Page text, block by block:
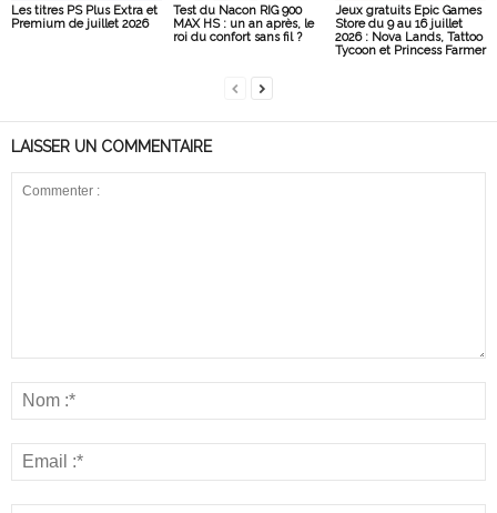
Les titres PS Plus Extra et
Premium de juillet 2026
Test du Nacon RIG 900
MAX HS : un an après, le
roi du confort sans fil ?
Jeux gratuits Epic Games
Store du 9 au 16 juillet
2026 : Nova Lands, Tattoo
Tycoon et Princess Farmer
LAISSER UN COMMENTAIRE